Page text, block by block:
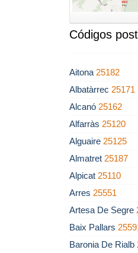
Códigos
Aitona 25182
Albatàrrec 25171
Alcanó 25162
Alfarràs 25120
Alguaire 25125
Almatret 25187
Alpicat 25110
Arres 25551
Artesa De Segre
Baix Pallars
Baronia De Rialb